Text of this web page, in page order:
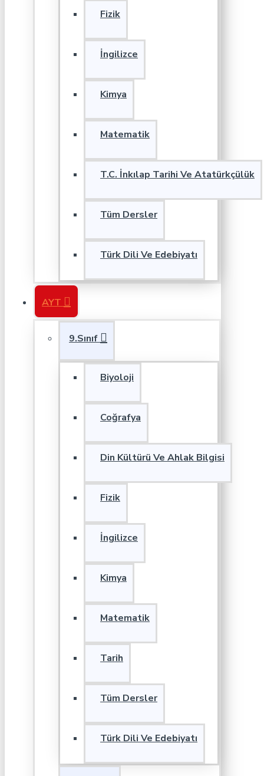
Fizik
İngilizce
Kimya
Matematik
T.C. İnkılap Tarihi Ve Atatürkçülük
Tüm Dersler
Türk Dili Ve Edebiyatı
AYT
9.Sınıf
Biyoloji
Coğrafya
Din Kültürü Ve Ahlak Bilgisi
Fizik
İngilizce
Kimya
Matematik
Tarih
Tüm Dersler
Türk Dili Ve Edebiyatı